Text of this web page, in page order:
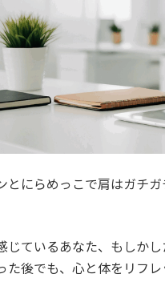
とにらめっこで肩はガチ
じているあなた、もしかし
た後でも、心と体をリフ